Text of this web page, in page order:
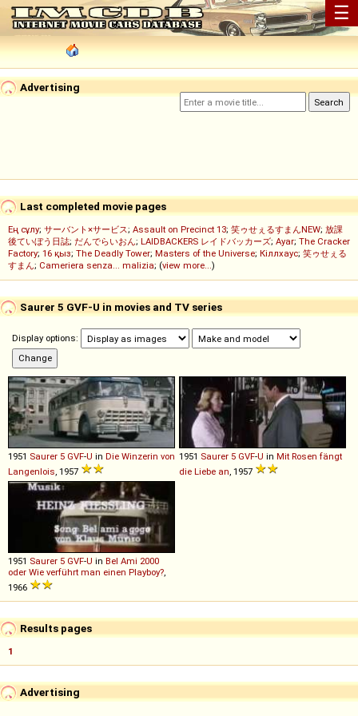
☰
Advertising
Last completed movie pages
Ең сұлу; サーバント×サービス; Assault on Precinct 13; 笑ゥせぇるすまんNEW; 放課
後ていぼう日誌; だんでらいおん; LAIDBACKERS レイドバッカーズ; Ayar; The Cracker
Factory; 16 қыз; The Deadly Tower; Masters of the Universe; Кіллхаус; 笑ゥせぇる
すまん; Cameriera senza... malizia; (view more...)
Saurer 5 GVF-U in movies and TV series
Display options:
1951 Saurer 5 GVF-U in Die Winzerin von
Langenlois , 1957
1951 Saurer 5 GVF-U in Mit Rosen fängt
die Liebe an , 1957
1951 Saurer 5 GVF-U in Bel Ami 2000
oder Wie verführt man einen Playboy?
1966
Results pages
1
Advertising